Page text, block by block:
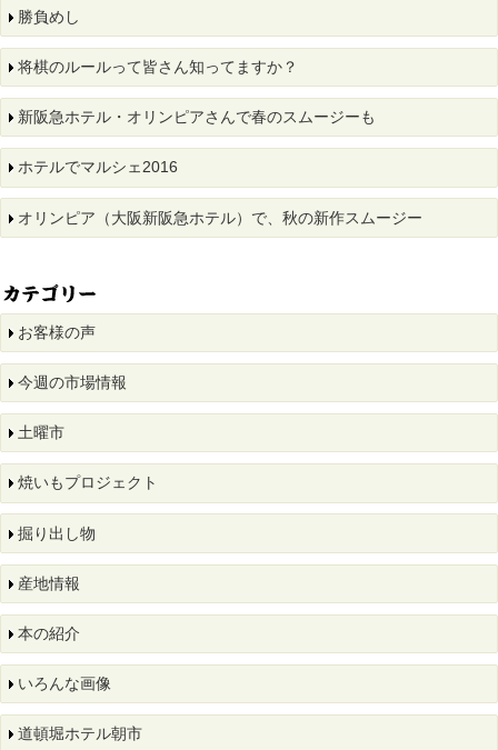
勝負めし
将棋のルールって皆さん知ってますか？
新阪急ホテル・オリンピアさんで春のスムージーも
ホテルでマルシェ2016
オリンピア（大阪新阪急ホテル）で、秋の新作スムージー
お客様の声
今週の市場情報
土曜市
焼いもプロジェクト
掘り出し物
産地情報
本の紹介
いろんな画像
道頓堀ホテル朝市